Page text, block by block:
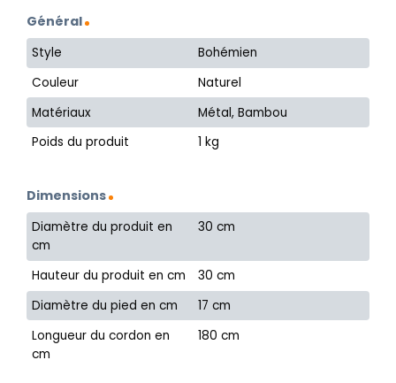
Général
Style
Bohémien
Couleur
Naturel
Matériaux
Métal, Bambou
Poids du produit
1 kg
Dimensions
Diamètre du produit en
cm
30 cm
Hauteur du produit en cm
30 cm
Diamètre du pied en cm
17 cm
Longueur du cordon en
cm
180 cm